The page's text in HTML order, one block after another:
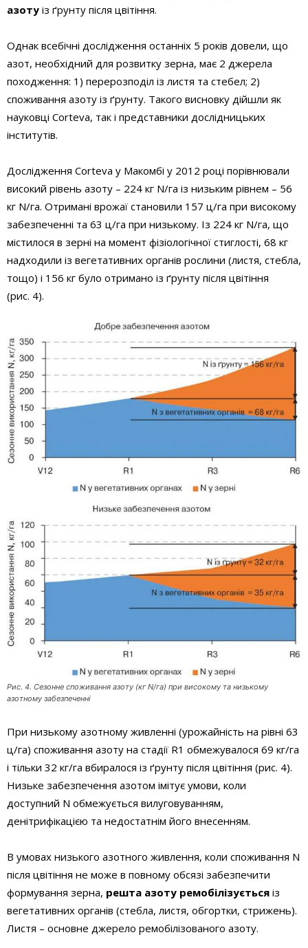
азоту із ґрунту після цвітіння.
Однак всебічні дослідження останніх 5 років довели, що
азот, необхідний для розвитку зерна, має 2 джерела
походження: 1) перерозподіл із листя та стебел; 2)
споживання азоту із ґрунту. Такого висновку дійшли як
науковці Corteva, так і представники дослідницьких
інститутів.
Дослідження Corteva у Макомбі у 2012 році порівнювали
високий рівень азоту – 224 кг N/га із низьким рівнем – 56
кг N/га. Отримані врожаї становили 157 ц/га при високому
забезпеченні та 63 ц/га при низькому. Із 224 кг N/га, що
містилося в зерні на момент фізіологічної стиглості, 68 кг
надходили із вегетативних органів рослини (листя, стебла,
тощо) і 156 кг було отримано із ґрунту після цвітіння
(рис. 4).
Рис. 4. Сезонне споживання азоту (кг N/га) при високому та низькому
азотному забезпеченні
При низькому азотному живленні (урожайність на рівні 63
ц/га) споживання азоту на стадії R1 обмежувалося 69 кг/га
і тільки 32 кг/га вбиралося із ґрунту після цвітіння (рис. 4).
Низьке забезпечення азотом імітує умови, коли
доступний N обмежується вилуговуванням,
денітрифікацією та недостатнім його внесенням.
В умовах низького азотного живлення, коли споживання N
після цвітіння не може в повному обсязі забезпечити
формування зерна, решта азоту ремобілізується із
вегетативних органів (стебла, листя, обгортки, стрижень).
Листя – основне джерело ремобілізованого азоту.